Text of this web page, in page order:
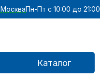
МоскваПн-Пт с 10:00 до 21:00
Каталог